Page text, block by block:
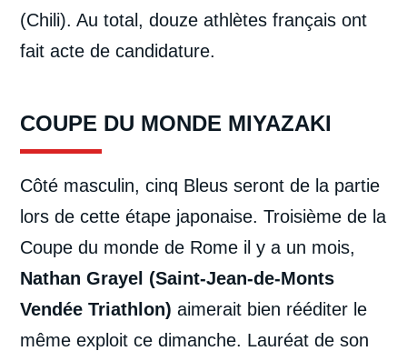
(Chili). Au total, douze athlètes français ont
fait acte de candidature.
COUPE DU MONDE MIYAZAKI
Côté masculin, cinq Bleus seront de la partie
lors de cette étape japonaise. Troisième de la
Coupe du monde de Rome il y a un mois,
Nathan Grayel (Saint-Jean-de-Monts
Vendée Triathlon)aimerait bien rééditer le
même exploit ce dimanche. Lauréat de son